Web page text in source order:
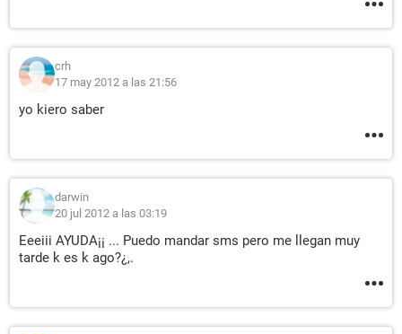
crh
17 may 2012 a las 21:56
yo kiero saber
darwin
20 jul 2012 a las 03:19
Eeeiii AYUDA¡¡ ... Puedo mandar sms pero me llegan muy
tarde k es k ago?¿,.